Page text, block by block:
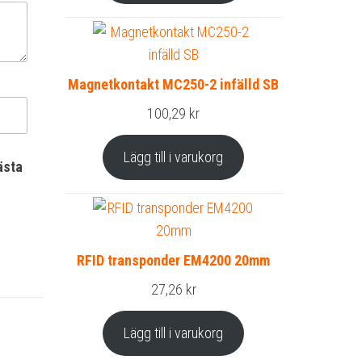
Magnetkontakt MC250-2 infälld SB
100,29 kr
Lägg till i varukorg
RFID transponder EM4200 20mm
27,26 kr
Lägg till i varukorg